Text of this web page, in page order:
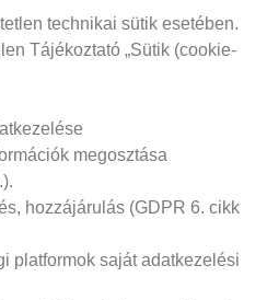
technikai sütik esetében.
Tájékoztató „Sütik (cookie-
megosztása
hozzájárulás (GDPR 6. cikk
platformok saját adatkezelési